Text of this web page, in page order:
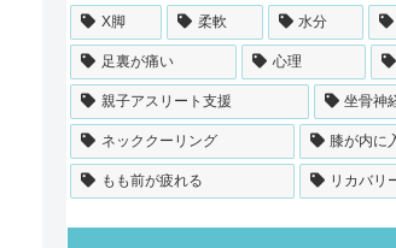
X脚 柔軟 水分
足裏が痛い 心理
親子アスリート支援 坐骨神
ネッククーリング 膝が内に
もも前が疲れる リカバリ